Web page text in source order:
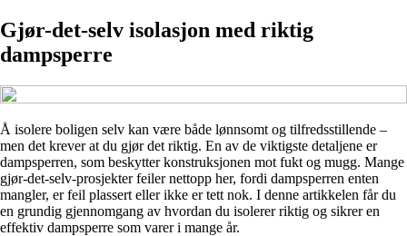
Gjør-det-selv isolasjon med riktig
dampsperre
Å isolere boligen selv kan være både lønnsomt og tilfredsstillende –
men det krever at du gjør det riktig. En av de viktigste detaljene er
dampsperren, som beskytter konstruksjonen mot fukt og mugg. Mange
gjør-det-selv-prosjekter feiler nettopp her, fordi dampsperren enten
mangler, er feil plassert eller ikke er tett nok. I denne artikkelen får du
en grundig gjennomgang av hvordan du isolerer riktig og sikrer en
effektiv dampsperre som varer i mange år.